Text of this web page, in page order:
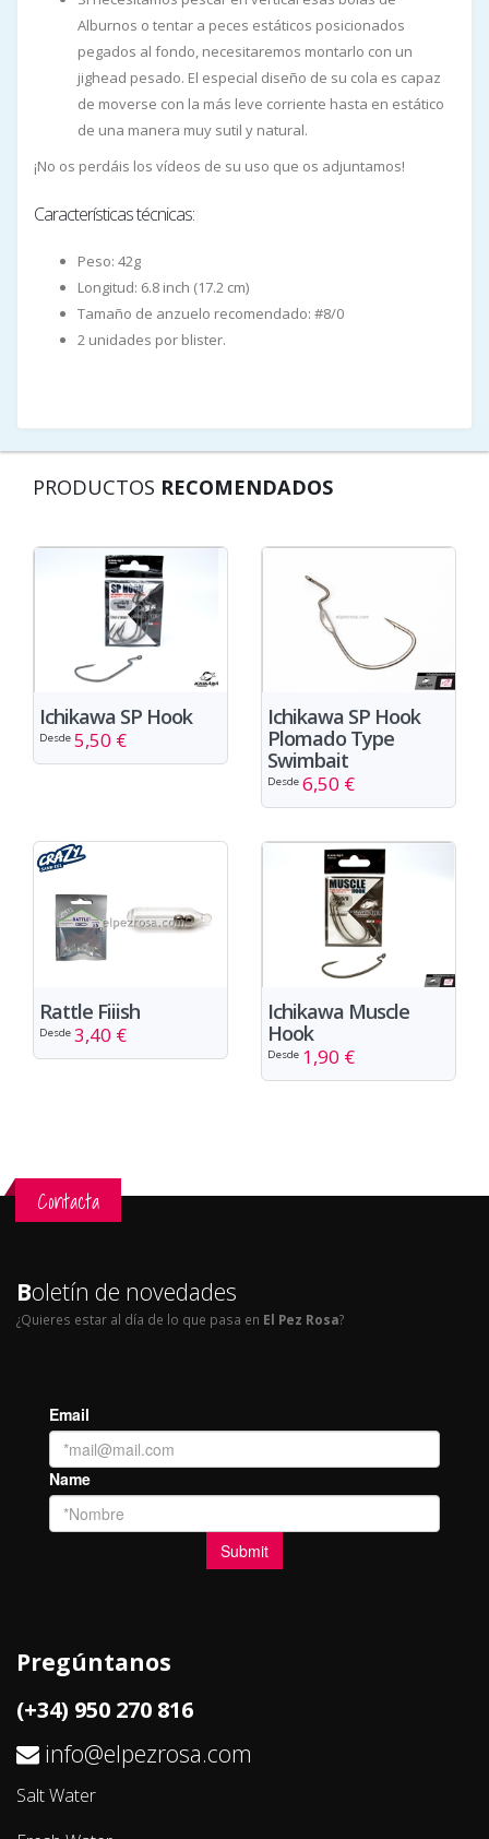
Alburnos o tentar a peces estáticos posicionados
pegados al fondo, necesitaremos montarlo con un
jighead pesado. El especial diseño de su cola es capaz
de moverse con la más leve corriente hasta en estático
de una manera muy sutil y natural.
¡No os perdáis los vídeos de su uso que os adjuntamos!
Características técnicas:
Peso: 42g
Longitud: 6.8 inch (17.2 cm)
Tamaño de anzuelo recomendado: #8/0
2 unidades por blister.
PRODUCTOS RECOMENDADOS
Ichikawa SP Hook
Desde 5,50 €
Ichikawa SP Hook
Plomado Type
Swimbait
Desde 6,50 €
Rattle Fiiish
Desde 3,40 €
Ichikawa Muscle
Hook
Desde 1,90 €
Contacta
Boletín de novedades
¿Quieres estar al día de lo que pasa en El Pez Rosa?
Pregúntanos
(+34) 950 270 816
info@elpezrosa.com
Salt Water